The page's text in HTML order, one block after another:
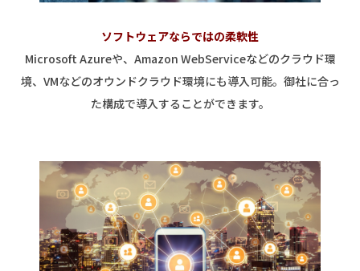
ソフトウェアならではの柔軟性
Microsoft Azureや、Amazon WebServiceなどのクラウド環
境、VMなどのオウンドクラウド環境にも導入可能。御社に合っ
た構成で導入することができます。